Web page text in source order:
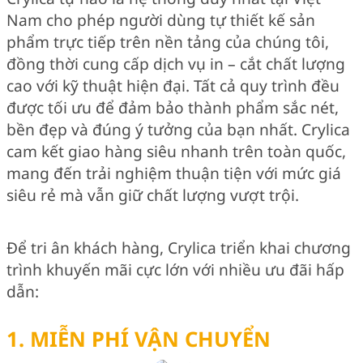
Nam cho phép người dùng tự thiết kế sản
phẩm trực tiếp trên nền tảng của chúng tôi,
đồng thời cung cấp dịch vụ in – cắt chất lượng
cao với kỹ thuật hiện đại. Tất cả quy trình đều
được tối ưu để đảm bảo thành phẩm sắc nét,
bền đẹp và đúng ý tưởng của bạn nhất. Crylica
cam kết giao hàng siêu nhanh trên toàn quốc,
mang đến trải nghiệm thuận tiện với mức giá
siêu rẻ mà vẫn giữ chất lượng vượt trội.
Để tri ân khách hàng, Crylica triển khai chương
trình khuyến mãi cực lớn với nhiều ưu đãi hấp
dẫn:
1. MIỄN PHÍ VẬN CHUYỂN